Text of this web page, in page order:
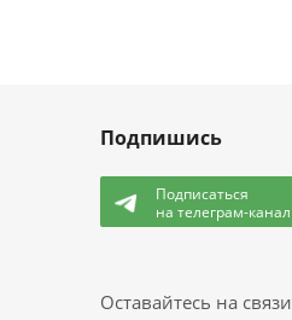
Подпишись
Подписаться
на телеграм-канал
Оставайтесь на связи